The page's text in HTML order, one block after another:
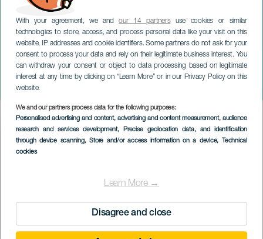
With your agreement, we andour 14 partnersuse cookies or similar
technologies to store, access, and process personal data like your visit on this
website, IP addresses and cookie identifiers. Some partners do not ask for your
consent to process your data and rely on their legitimate business interest. You
can withdraw your consent or object to data processing based on legitimate
interest at any time by clicking on “Learn More” or in our Privacy Policy on this
website.
We and our partners process data for the following purposes:
Personalised advertising and content, advertising and content measurement, audience
research and services development, Precise geolocation data, and identification
through device scanning, Store and/or access information on a device, Technical
cookies
Learn More →
Disagree and close
Festeggiamenti della
Virgen del Carmen
LA GRACIOSA
Imagen
Listado